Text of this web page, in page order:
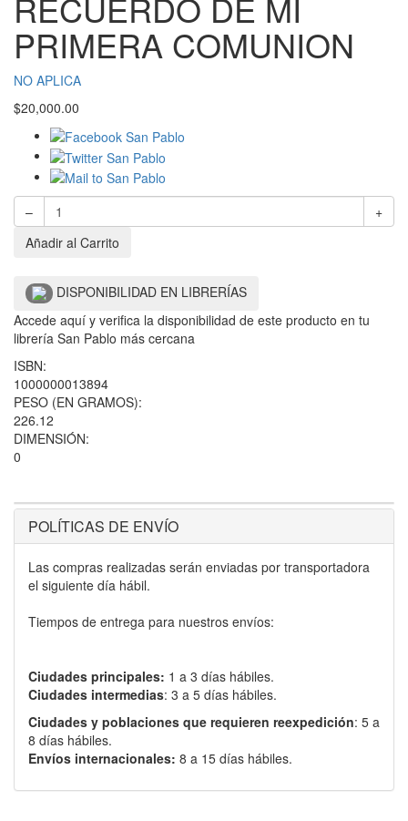
PRIMERA COMUNION
NO APLICA
$20,000.00
–
+
Añadir al Carrito
DISPONIBILIDAD EN LIBRERÍAS
Accede aquí y verifica la disponibilidad de este producto en tu
librería San Pablo más cercana
ISBN:
1000000013894
PESO (EN GRAMOS):
226.12
DIMENSIÓN:
0
POLÍTICAS DE ENVÍO
Las compras realizadas serán enviadas por transportadora
el siguiente día hábil.
Tiempos de entrega para nuestros envíos:
Ciudades principales: 1 a 3 días hábiles.
Ciudades intermedias: 3 a 5 días hábiles.
Ciudades y poblaciones que requieren reexpedición: 5 a
8 días hábiles.
Envíos internacionales: 8 a 15 días hábiles.